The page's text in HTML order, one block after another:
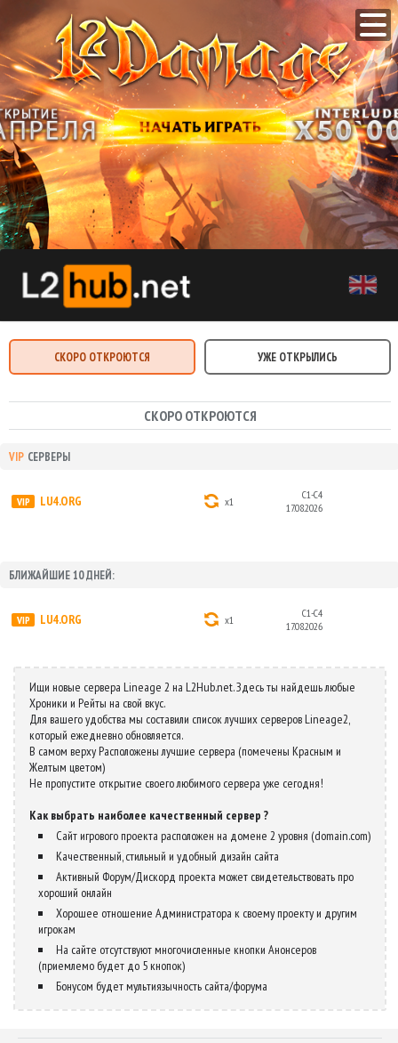
СКОРО ОТКРОЮТСЯ УЖЕ ОТКРЫЛИСЬ
СКОРО ОТКРОЮТСЯ
VIP СЕРВЕРЫ
LU4.ORG x1
C1-C4
17.08.2026
БЛИЖАЙШИЕ 10 ДНЕЙ:
LU4.ORG x1
C1-C4
17.08.2026
Ищи новые сервера Lineage 2 на L2Hub.net. Здесь ты найдешь любые
Хроники и Рейты на свой вкус.
Для вашего удобства мы составили список лучших серверов Lineage2,
который ежедневно обновляется.
В самом верху Расположены лучшие сервера (помечены Красным и
Желтым цветом)
Не пропустите открытие своего любимого сервера уже сегодня!
Как выбрать наиболее качественный сервер ?
Сайт игрового проекта расположен на домене 2 уровня (domain.com)
Качественный, стильный и удобный дизайн сайта
Активный Форум/Дискорд проекта может свидетельствовать про
хороший онлайн
Хорошее отношение Администратора к своему проекту и другим
игрокам
На сайте отсутствуют многочисленные кнопки Анонсеров
(приемлемо будет до 5 кнопок)
Бонусом будет мультиязычность сайта/форума